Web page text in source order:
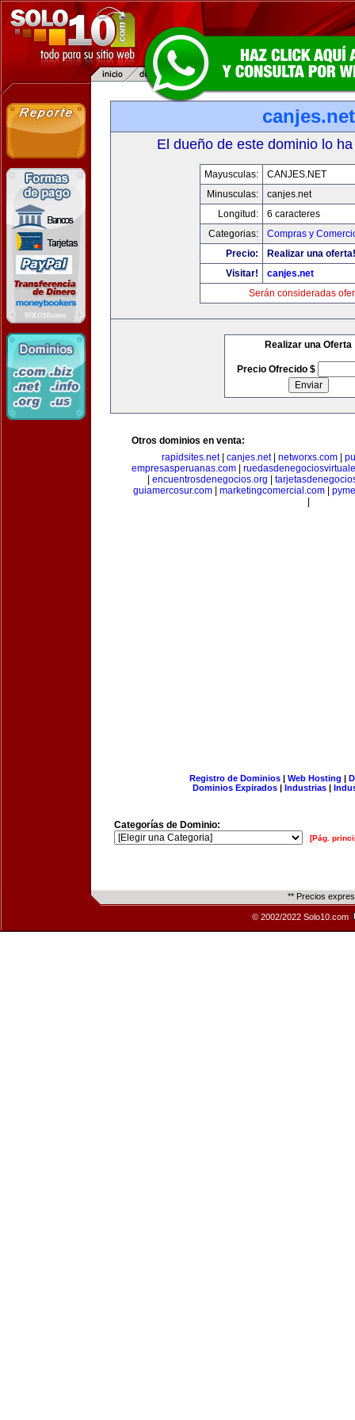
canjes.net
El dueño de este dominio lo
Mayusculas:
CANJES.NET
Minusculas:
canjes.net
Longitud:
6 caracteres
Categorias:
Compras y
Precio:
Realizar una oferta!
Visitar!
canjes.net
Serán consideradas
Realizar una Oferta
Precio Ofrecido $
Otros dominios en venta:
rapidsites.net| canjes.net| networxs.com
empresasperuanas.com
encuentrosdenegocios.org
guiamercosur.com| marketingcomercial.com|
Registro de Dominios| Web Hosting |
Dominios Expirados | Industrias |
Categorías de Dominio:
[Pág.
** Precios
© 2002/2022 Solo10.com